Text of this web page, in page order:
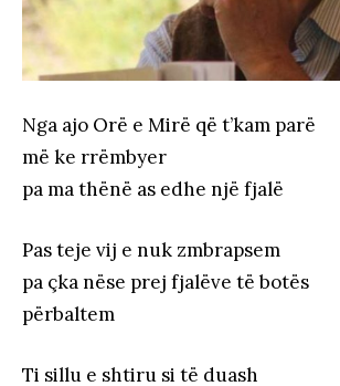
Nga ajo Orë e Mirë që t’kam parë
më ke rrëmbyer
pa ma thënë as edhe një fjalë
Pas teje vij e nuk zmbrapsem
pa çka nëse prej fjalëve të botës
përbaltem
Ti sillu e shtiru si të duash